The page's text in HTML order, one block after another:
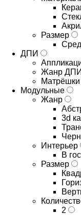
Размер
ДПИ
Жанр ДПИ
Матрёшки
Модульные
Жанр
3d
Интерьер
В
Размер
2